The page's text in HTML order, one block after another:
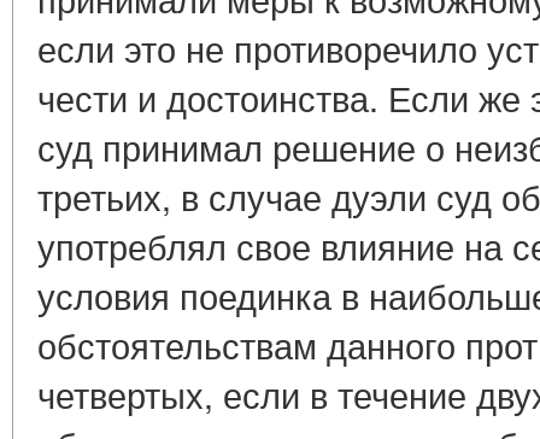
если это не противоречило
чести и достоинства. Если
суд принимал решение о
третьих, в случае дуэли суд
употреблял свое влияние на
условия поединка в
обстоятельствам данного
четвертых, если в течение